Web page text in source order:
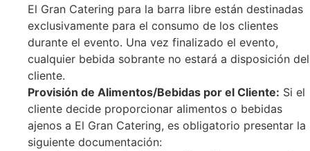
El Gran Catering para la barra libre están destinadas
exclusivamente para el consumo de los clientes
durante el evento. Una vez finalizado el evento,
cualquier bebida sobrante no estará a disposición del
cliente.
Provisión de Alimentos/Bebidas por el Cliente: Si el
cliente decide proporcionar alimentos o bebidas
ajenos a El Gran Catering, es obligatorio presentar la
siguiente documentación: